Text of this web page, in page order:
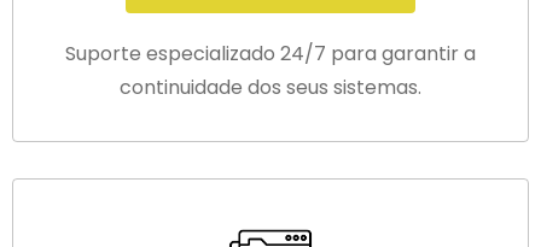
Suporte especializado 24/7 para garantir a
continuidade dos seus sistemas.